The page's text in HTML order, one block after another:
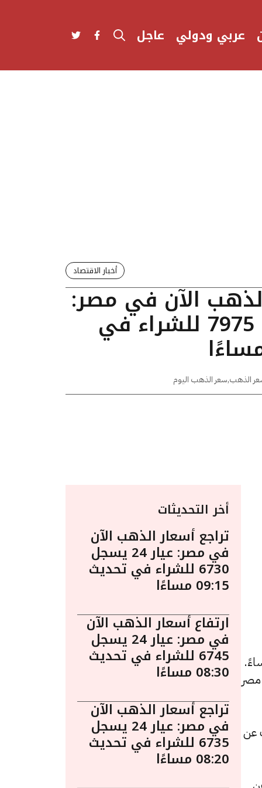
عربي ودولي عاجل
أخبار الاقتصاد
الآن في مصر:
عيار 24 يسجل 7975 للشراء في
الذهب,سعر الذهب اليوم
في مصر ليوم الجمعة 17 أبريل الساعة 3:10 مساءً.
بزيادة قدرها 10 جنيهات عن
أخر التحديثات
تراجع أسعار الذهب الآن
في مصر: عيار 24 يسجل
6730 للشراء في تحديث
09:15 مساءًا
ارتفاع أسعار الذهب الآن
في مصر: عيار 24 يسجل
6745 للشراء في تحديث
08:30 مساءًا
تراجع أسعار الذهب الآن
في مصر: عيار 24 يسجل
6735 للشراء في تحديث
08:20 مساءًا